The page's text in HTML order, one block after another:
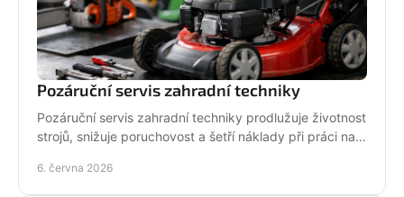
Pozáruční servis zahradní techniky
Pozáruční servis zahradní techniky prodlužuje životnost
strojů, snižuje poruchovost a šetří náklady při práci na
6. června 2026